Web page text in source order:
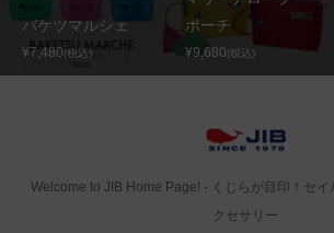
バケツマルシェ
¥7,480(税込)
ポーチ
¥9,680(税込)
Welcome to JIB Home Page! ‐ くじらが目印！セ
クセサリー